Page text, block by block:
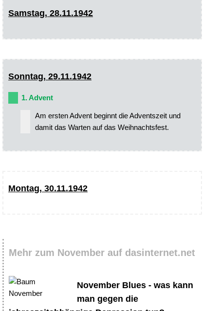
Samstag, 28.11.1942
Sonntag, 29.11.1942
1. Advent
Am ersten Advent beginnt die Adventszeit und
damit das Warten auf das Weihnachtsfest.
Montag, 30.11.1942
Mehr zum November auf dasinternet.net
November Blues - was kann
man gegen die